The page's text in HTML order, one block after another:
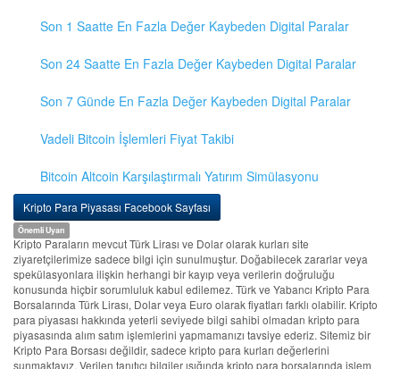
Son 1 Saatte En Fazla Değer Kaybeden Digital Paralar
Son 24 Saatte En Fazla Değer Kaybeden Digital Paralar
Son 7 Günde En Fazla Değer Kaybeden Digital Paralar
Vadeli Bitcoin İşlemleri Fiyat Takibi
Bitcoin Altcoin Karşılaştırmalı Yatırım Simülasyonu
Kripto Para Piyasası Facebook Sayfası
Önemli Uyarı
Kripto Paraların mevcut Türk Lirası ve Dolar olarak kurları site
ziyaretçilerimize sadece bilgi için sunulmuştur. Doğabilecek zararlar veya
spekülasyonlara ilişkin herhangi bir kayıp veya verilerin doğruluğu
konusunda hiçbir sorumluluk kabul edilemez. Türk ve Yabancı Kripto Para
Borsalarında Türk Lirası, Dolar veya Euro olarak fiyatları farklı olabilir. Kripto
para piyasası hakkında yeterli seviyede bilgi sahibi olmadan kripto para
piyasasında alım satım işlemlerini yapmamanızı tavsiye ederiz. Sitemiz bir
Kripto Para Borsası değildir, sadece kripto para kurları değerlerini
sunmaktayız. Verilen tanıtıcı bilgiler ışığında kripto para borsalarında işlem